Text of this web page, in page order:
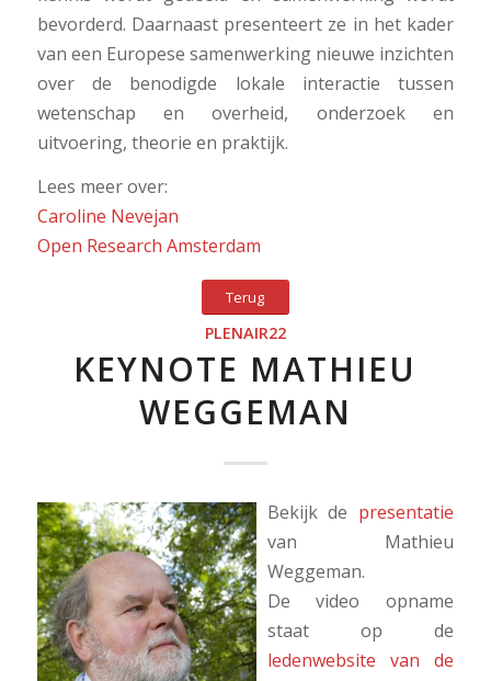
bevorderd. Daarnaast presenteert ze in het kader
van een Europese samenwerking nieuwe inzichten
over de benodigde lokale interactie tussen
wetenschap en overheid, onderzoek en
uitvoering, theorie en praktijk.
Lees meer over:
Caroline Nevejan
Open Research Amsterdam
Terug
PLENAIR22
KEYNOTE MATHIEU
WEGGEMAN
Bekijk de presentatie
van Mathieu
Weggeman.
De video opname
staat op de
ledenwebsite van de